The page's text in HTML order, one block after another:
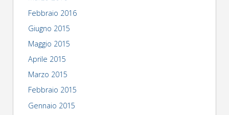
Febbraio 2016
Giugno 2015
Maggio 2015
Aprile 2015
Marzo 2015
Febbraio 2015
Gennaio 2015